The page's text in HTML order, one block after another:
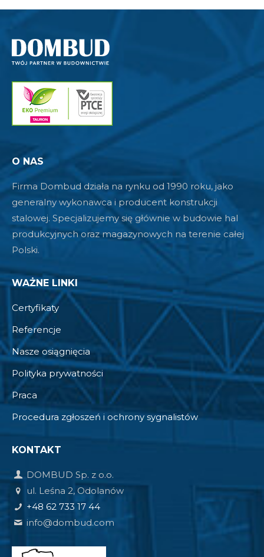
O NAS
Firma Dombud działa na rynku od 1990 roku, jako
generalny wykonawca i producent konstrukcji
stalowej. Specjalizujemy się głównie w budowie hal
produkcyjnych oraz magazynowych na terenie całej
Polski.
WAŻNE LINKI
Certyfikaty
Referencje
Nasze osiągnięcia
Polityka prywatności
Praca
Procedura zgłoszeń i ochrony sygnalistów
KONTAKT
DOMBUD Sp. z o.o.
ul. Leśna 2, Odolanów
+48 62 733 17 44
info@dombud.com